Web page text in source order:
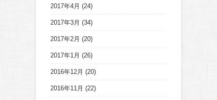
2017年4月 (24)
2017年3月 (34)
2017年2月 (20)
2017年1月 (26)
2016年12月 (20)
2016年11月 (22)